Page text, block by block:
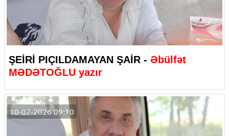
ŞEİRİ PIÇILDAMAYAN ŞAİR - Əbülfət
MƏDƏTOĞLU yazır
10-07-2026 09:10